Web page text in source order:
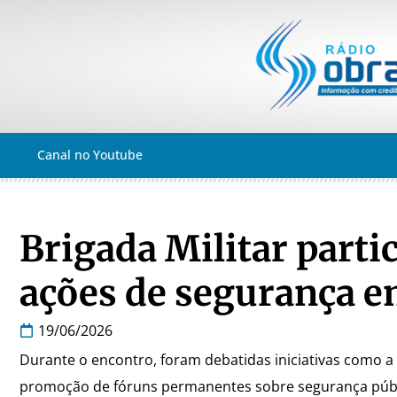
Canal no Youtube
Brigada Militar
ações de segurança
19/06/2026
Durante o encontro, foram debatidas iniciativas como
promoção de fóruns permanentes sobre segurança